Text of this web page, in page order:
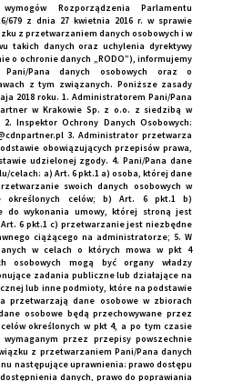
Rozporządzenia Parlamentu
679 z dnia 27 kwietnia 2016 r. w sprawie
z przetwarzaniem danych osobowych i w
takich danych oraz uchylenia dyrektywy
o ochronie danych „RODO”), informujemy
Pana danych osobowych oraz o
z tym związanych. Poniższe zasady
2018 roku. 1. Administratorem Pani/Pana
w Krakowie Sp. z o.o. z siedzibą w
Inspektor Ochrony Danych Osobowych:
3. Administrator przetwarza
obowiązujących przepisów prawa,
udzielonej zgody. 4. Pani/Pana dane
celach: a) Art. 6 pkt.1 a) osoba, której dane
swoich danych osobowych w
określonych celów; b) Art. 6 pkt.1 b)
do wykonania umowy, której stroną jest
6 pkt.1 c) przetwarzanie jest niezbędne
ciążącego na administratorze; 5. W
w celach o których mowa w pkt 4
osobowych mogą być organy władzy
zadania publiczne lub działające na
lub inne podmioty, które na podstawie
przetwarzają dane osobowe w zbiorach
osobowe będą przechowywane przez
określonych w pkt 4, a po tym czasie
przez przepisy powszechnie
z przetwarzaniem Pani/Pana danych
następujące uprawnienia: prawo dostępu
danych, prawo do poprawiania